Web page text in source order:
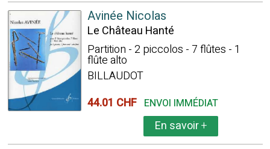
Avinée Nicolas
Le Château Hanté
Partition - 2 piccolos - 7 flûtes - 1
flûte alto
BILLAUDOT
44.01 CHF ENVOI IMMÉDIAT
En savoir+